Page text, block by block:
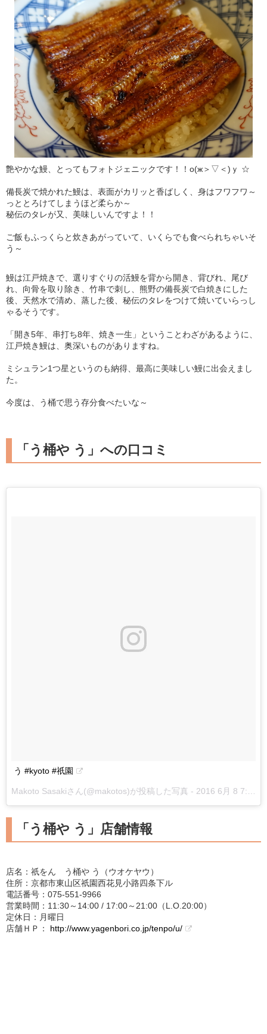
艶やかな鰻、とってもフォトジェニックです！！о(ж＞▽＜)ｙ ☆
備長炭で焼かれた鰻は、表面がカリッと香ばしく、身はフワフワ～
っととろけてしまうほど柔らか～
秘伝のタレが又、美味しいんですよ！！
ご飯もふっくらと炊きあがっていて、いくらでも食べられちゃいそ
う～
鰻は江戸焼きで、選りすぐりの活鰻を背から開き、背びれ、尾び
れ、向骨を取り除き、竹串で刺し、熊野の備長炭で白焼きにした
後、天然水で清め、蒸した後、秘伝のタレをつけて焼いていらっし
ゃるそうです。
「開き5年、串打ち8年、焼き一生」ということわざがあるように、
江戸焼き鰻は、奥深いものがありますね。
ミシュラン1つ星というのも納得、最高に美味しい鰻に出会えまし
た。
今度は、う桶で思う存分食べたいな～
「う桶や う」への口コミ
う #kyoto #祇園
Makoto Sasakiさん(@makotos)が投稿した写真 - 2016 6月 8 7:49午後 PDT
「う桶や う」店舗情報
店名：祇をん う桶や う（ウオケヤウ）
住所：京都市東山区祇園西花見小路四条下ル
電話番号：075-551-9966
営業時間：11:30～14:00 / 17:00～21:00（L.O.20:00）
定休日：月曜日
店舗ＨＰ： http://www.yagenbori.co.jp/tenpo/u/